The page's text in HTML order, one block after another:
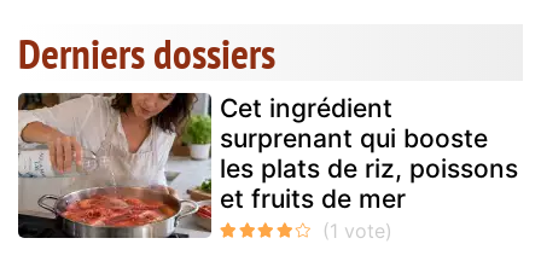
Derniers dossiers
Cet ingrédient
surprenant qui booste
les plats de riz, poissons
et fruits de mer